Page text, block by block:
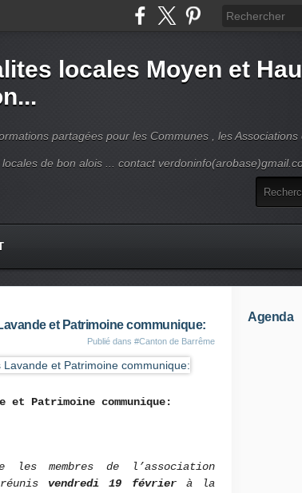
locales Moyen et
partagées pour les Communes , les Associations
de bon alois ... contact
et Patrimoine communique:
Publié dans #Canton de Barrême
et Patrimoine communique:
les membres de l’association
vendredi 19 févrierà la
Agenda